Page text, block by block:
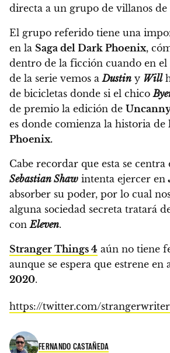
directa a un grupo de villanos de
El grupo referido tiene una
en la Saga del Dark Phoenix,
dentro de la ficción cuando en
de la serie vemos aDustin y Will
de bicicletas donde si el chico
de premio la edición de
es donde comienza la historia de
Phoenix.
Cabe recordar que esta se
Sebastian Shaw intenta ejercer en
absorber su poder, por lo cual
alguna sociedad secreta tratará
conEleven.
Stranger Things 4 aún no tiene
aunque se espera que estrene
2020.
https://twitter.com/
FERNANDO CASTAÑEDA